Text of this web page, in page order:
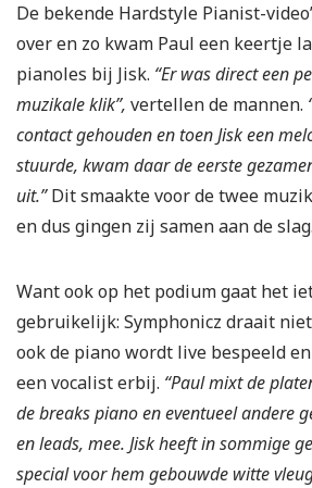
De bekende Hardstyle Pianist-
over en zo kwam Paul een keertje
pianoles bij Jisk. “Er was direct een
muzikale klik”, vertellen de mannen.
contact gehouden en toen Jisk een
stuurde, kwam daar de eerste
uit.”Dit smaakte voor de twee
en dus gingen zij samen aan de slag.
Want ook op het podium gaat het
gebruikelijk: Symphonicz draait
ook de piano wordt live bespeeld
een vocalist erbij. “Paul mixt de
de breaks piano en eventueel andere
en leads, mee. Jisk heeft in sommige
special voor hem gebouwde witte